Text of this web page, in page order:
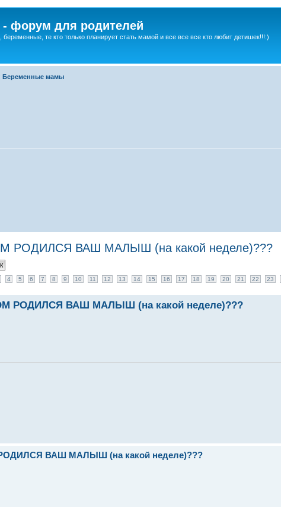
форум для родителей
беременные, те кто только планирует стать мамой и все все все кто любит детишек!!!:)
Беременные мамы
ВАШ МАЛЫШ (на какой неделе)???
4 5 6 7 8 9 10 11 12 13 14 15 16 17 18 19 20 21 22 23
РОДИЛСЯ ВАШ МАЛЫШ (на какой неделе)???
ВАШ МАЛЫШ (на какой неделе)???